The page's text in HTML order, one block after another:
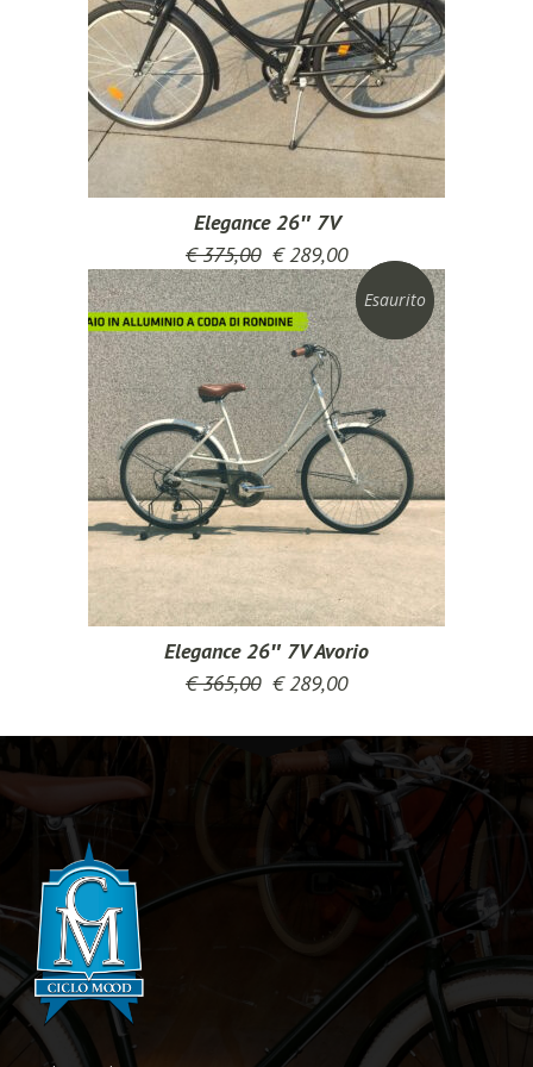
Elegance 26″ 7V
€375,00 €289,00
Sconto
Esaurito
Elegance 26″ 7V Avorio
€365,00 €289,00